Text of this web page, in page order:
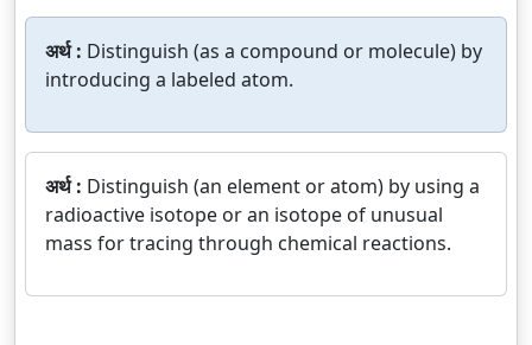
अर्थ : Distinguish (as a compound or molecule) by
introducing a labeled atom.
अर्थ : Distinguish (an element or atom) by using a
radioactive isotope or an isotope of unusual
mass for tracing through chemical reactions.